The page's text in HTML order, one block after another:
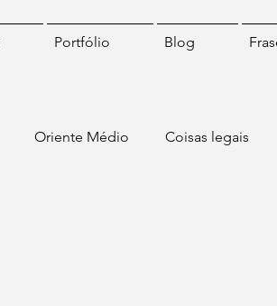
Portfólio Blog
Oriente Médio Coisas legais